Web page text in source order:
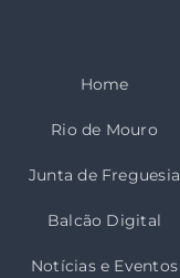
Home
Rio de Mouro
Junta de Freguesia
Balcão Digital
Notícias e Eventos